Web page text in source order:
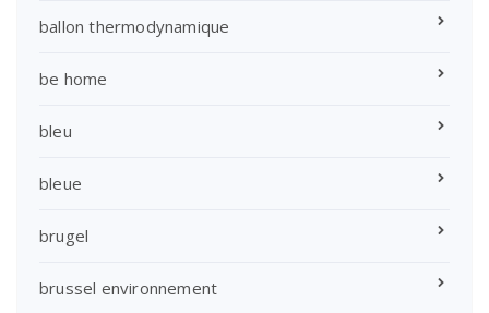
ballon thermodynamique
be home
bleu
bleue
brugel
brussel environnement